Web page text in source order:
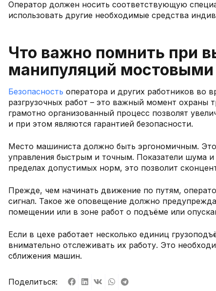
Оператор должен носить соответствующую
использовать другие необходимые средства
Что важно помнить при
манипуляций
Безопасность оператора и других работников во
разгрузочных работ – это важный момент охраны
грамотно организованный процесс позволят
и при этом являются гарантией безопасности.
Место машиниста должно быть эргономичным. Это
управления быстрым и точным. Показатели шума
пределах допустимых норм, это позволит
Прежде, чем начинать движение по путям,
сигнал. Такое же оповещение должно
помещении или в зоне работ о подъёме или
Если в цехе работает несколько единиц
внимательно отслеживать их работу. Это
сближения машин.
Поделиться: